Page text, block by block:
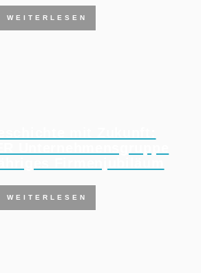
WEITERLESEN
WEITERLESEN